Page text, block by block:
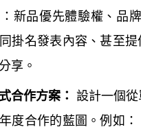
新品優先體驗權、品
掛名發表內容、甚至提
享。
合作方案： 設計一個
度合作的藍圖。例如：